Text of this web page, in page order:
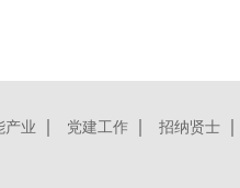
产业 党建工作 招纳贤士